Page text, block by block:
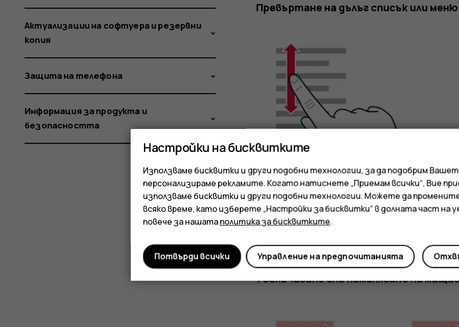
Превъртане на дълъг списък или меню
и вдигнете пръста си. За да спрете
Увеличаване или намаляване на
Актуализации на софтуера и резервни
копия
Защита на телефона
Информация за продукта и
безопасността
Настройки на бисквитките
Използваме бисквитки и други подобни технологии, за да подобрим
персонализираме рекламите. Когато натиснете „Приемам всички“, Вие
използваме бисквитки и други подобни технологии. Можете да
всяко време, като изберете „Настройки за бисквитки“ в долната част на
повече за нашатаполитика за бисквитките.
Управление на предпочитанията
Потвърди всички